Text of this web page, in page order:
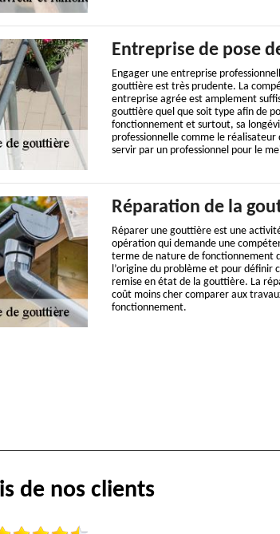
Entreprise de pose
Engager une entreprise
gouttière est très prudente. La
entreprise agrée est amplement
gouttière quel que soit type afin de
fonctionnement et surtout, sa
professionnelle comme le
servir par un professionnel pour le
Réparation de la
Réparer une gouttière est une
opération qui demande une
terme de nature de fonctionnement
l’origine du problème et pour
remise en état de la gouttière. La
coût moins cher comparer aux
fonctionnement.
de nos clients